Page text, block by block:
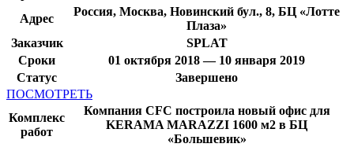
Адрес
Россия, Москва, Новинский бул., 8, БЦ «Лотте
Плаза»
Заказчик
SPLAT
Сроки
01 октября 2018 — 10 января 2019
Статус
Завершено
ПОСМОТРЕТЬ
Комплекс
работ
Компания CFC построила новый офис для
KERAMA MARAZZI 1600 м2 в БЦ
«Большевик»